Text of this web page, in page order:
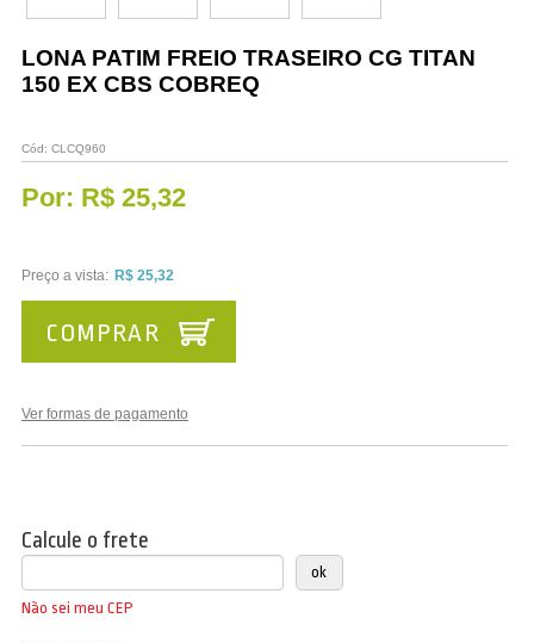
Vestuário
Promoções
LONA PATIM FREIO TRASEIRO CG TITAN
150 EX CBS COBREQ
Cód: CLCQ960
Por: R$ 25,32
Preço a vista: R$ 25,32
Ver formas de pagamento
COMPRAR
Calcule o frete
Não sei meu CEP